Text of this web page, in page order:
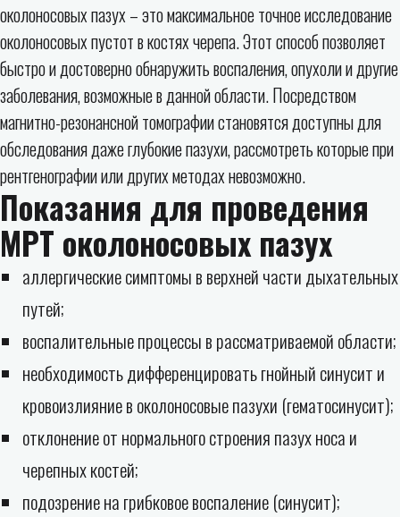
околоносовых пазух – это максимальное точное исследование
околоносовых пустот в костях черепа. Этот способ позволяет
быстро и достоверно обнаружить воспаления, опухоли и другие
заболевания, возможные в данной области. Посредством
магнитно-резонансной томографии становятся доступны для
обследования даже глубокие пазухи, рассмотреть которые при
рентгенографии или других методах невозможно.
Показания для проведения
МРТ околоносовых пазух
аллергические симптомы в верхней части дыхательных
путей;
воспалительные процессы в рассматриваемой области;
необходимость дифференцировать гнойный синусит и
кровоизлияние в околоносовые пазухи (гематосинусит);
отклонение от нормального строения пазух носа и
черепных костей;
подозрение на грибковое воспаление (синусит);